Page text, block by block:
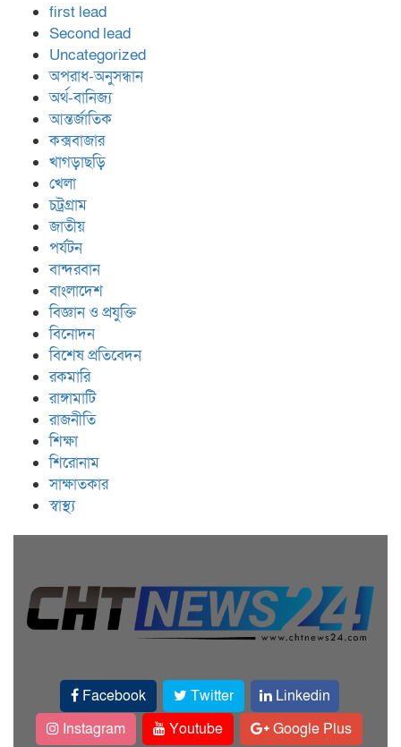
first lead
Second lead
Uncategorized
অপরাধ-অনুসন্ধান
অর্থ-বানিজ্য
আন্তর্জাতিক
কক্সবাজার
খাগড়াছড়ি
খেলা
চট্রগ্রাম
জাতীয়
পর্যটন
বান্দরবান
বাংলাদেশ
বিজ্ঞান ও প্রযুক্তি
বিনোদন
বিশেষ প্রতিবেদন
রকমারি
রাঙ্গামাটি
রাজনীতি
শিক্ষা
শিরোনাম
সাক্ষাতকার
স্বাস্থ্য
Facebook Twitter
Linkedin
Instagram
Youtube Google Plus